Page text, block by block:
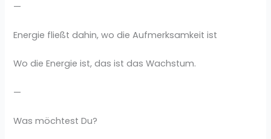
—
Energie fließt dahin, wo die Aufmerksamkeit ist
Wo die Energie ist, das ist das Wachstum.
—
Was möchtest Du?